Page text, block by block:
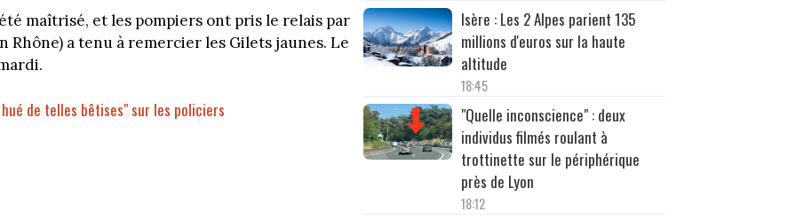
maîtrisé, et les pompiers ont pris le relais par
Rhône) a tenu à remercier les Gilets jaunes. Le
de telles bêtises" sur les policiers
Isère : Les 2 Alpes parient 135
millions d'euros sur la haute
altitude
18:45
"Quelle inconscience" : deux
individus filmés roulant à
trottinette sur le périphérique
près de Lyon
18:12